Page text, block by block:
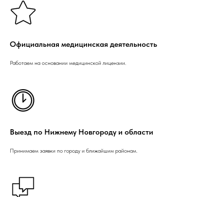
Официальная медицинская деятельность
Работаем на основании медицинской лицензии.
Выезд по Нижнему Новгороду и области
Принимаем заявки по городу и ближайшим районам.